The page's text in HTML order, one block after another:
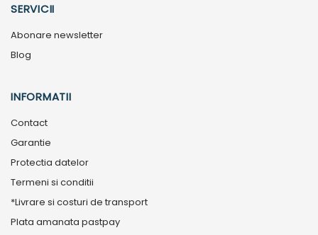
SERVICII
Abonare newsletter
Blog
INFORMATII
Contact
Garantie
Protectia datelor
Termeni si conditii
*Livrare si costuri de transport
Plata amanata pastpay